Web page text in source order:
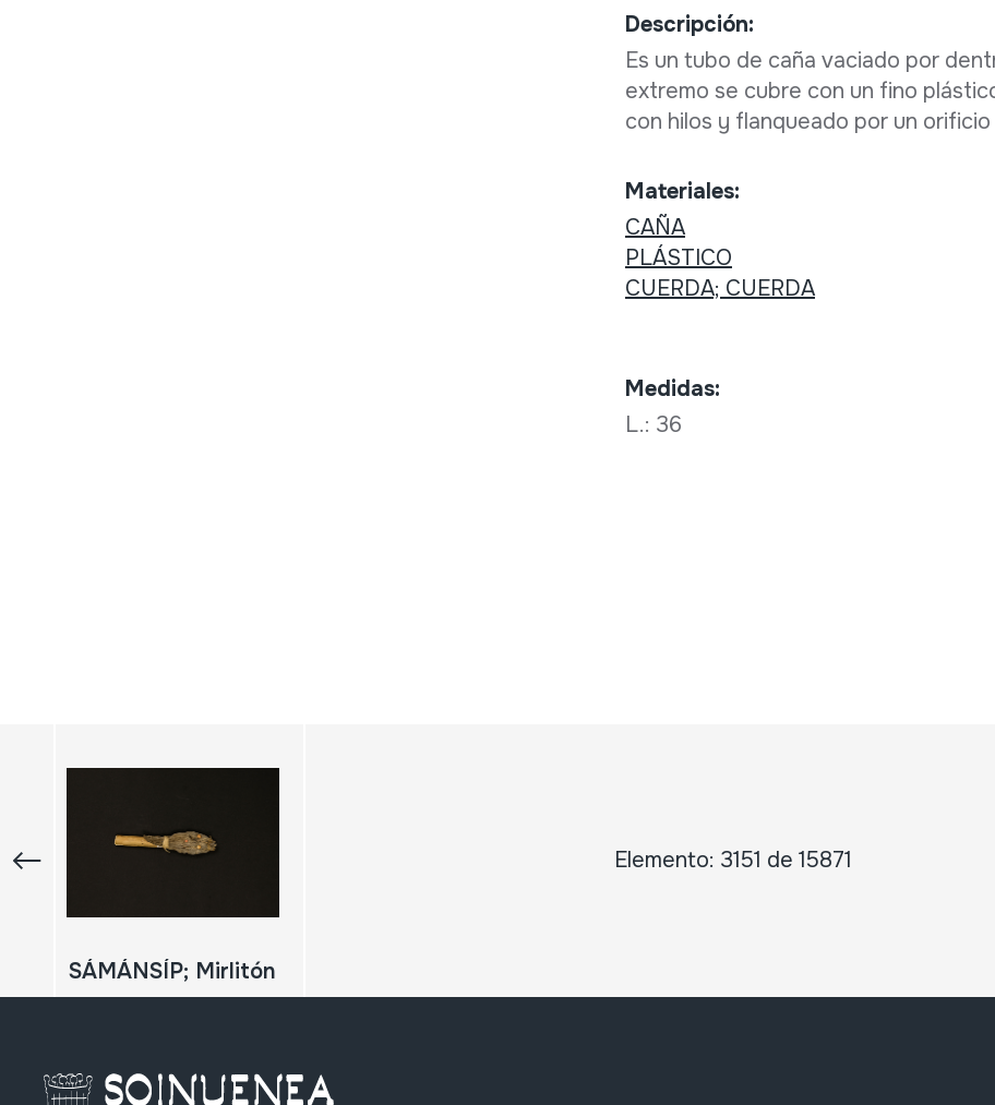
Descripción:
Es un tubo de caña vaciado por
extremo se cubre con un fino
con hilos y flanqueado por un orificio
Materiales:
CAÑA
PLÁSTICO
CUERDA; CUERDA
Medidas:
L.: 36
Elemento: 3151 de 15871
SÁMÁNSÍP; Mirlitón